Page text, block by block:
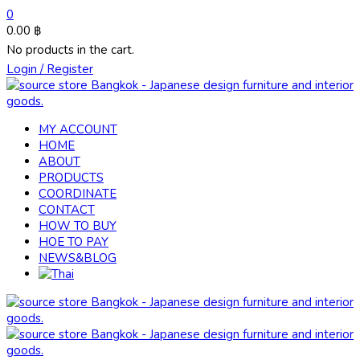
0
0.00 ฿
No products in the cart.
Login / Register
MY ACCOUNT
HOME
ABOUT
PRODUCTS
COORDINATE
CONTACT
HOW TO BUY
HOE TO PAY
NEWS&BLOG